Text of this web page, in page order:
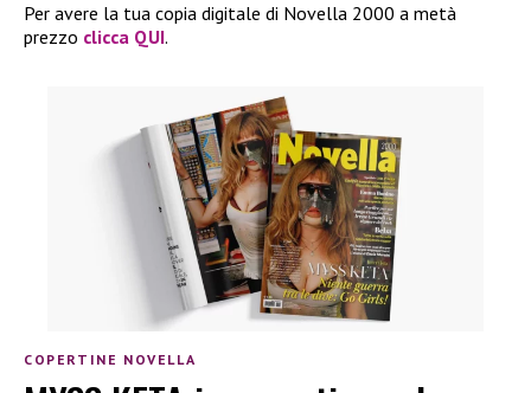
Per avere la tua copia digitale di Novella 2000 a metà
prezzo clicca QUI.
COPERTINE NOVELLA